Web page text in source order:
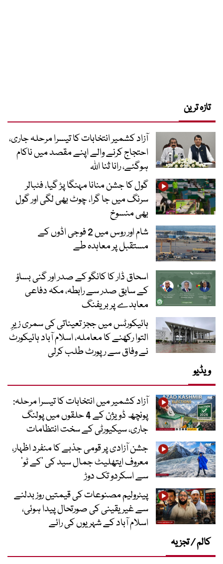
تازہ ترین
آزاد کشمیر انتخابات کا تیسرا مرحلہ جاری،
احتجاج کرنے والے اپنے مقصد میں ناکام
ہوگئے، رانا ثنا اللہ
گول کا جشن منانا مہنگا پڑ گیا، فٹبالر
سرنگ میں جا گرا، چوٹ بھی لگی اور گول
بھی منسوخ
شام اور روس میں 2 فوجی اڈوں کے
مستقبل پر معاہدہ طے
اسحاق ڈار کا کانگو کے صدر اور گنی بساؤ
کے سابق صدر سے رابطہ، مکہ دفاعی
معاہدے پر بریفنگ
ہائیکورٹس میں ججز تعیناتی کی سمری زیرِ
التوا رکھنے کا معاملہ، اسلام آباد ہائیکورٹ
نے وفاق سے رپورٹ طلب کرلی
ویڈیو
آزاد کشمیر میں انتخابات کا تیسرا مرحلہ:
پونچھ ڈویژن کے 4 حلقوں میں پولنگ
جاری، سیکیورٹی کے سخت انتظامات
جشن آزادی پر قومی جذبے کا منفرد اظہار،
معروف ایتھلیٹ جمال سید کی ’کے ٹو‘
سے اسکردو تک دوڑ
پیٹرولیم مصنوعات کی قیمتیں روز بدلنے
سے غیر یقینی کی صورتحال پیدا ہوئی،
اسلام آباد کے شہریوں کی رائے
کالم / تجزیہ